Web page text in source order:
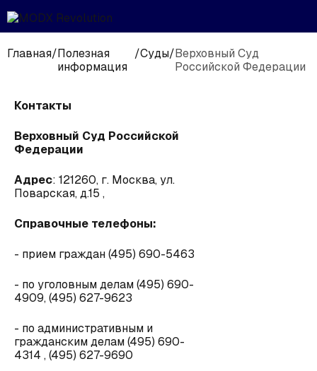
Главная/Полезная
информация
/Суды/Верховный Суд
Российской Федерации
Контакты
Верховный Суд Российской
Федерации
Адрес: 121260, г. Москва, ул.
Поварская, д.15 ,
Справочные телефоны:
- прием граждан (495) 690-5463
- по уголовным делам (495) 690-
4909, (495) 627-9623
- по административным и
гражданским делам (495) 690-
4314 , (495) 627-9690